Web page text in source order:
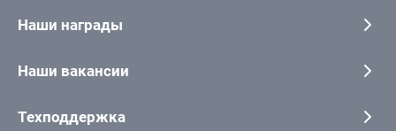
Наши награды
Наши вакансии
Техподдержка